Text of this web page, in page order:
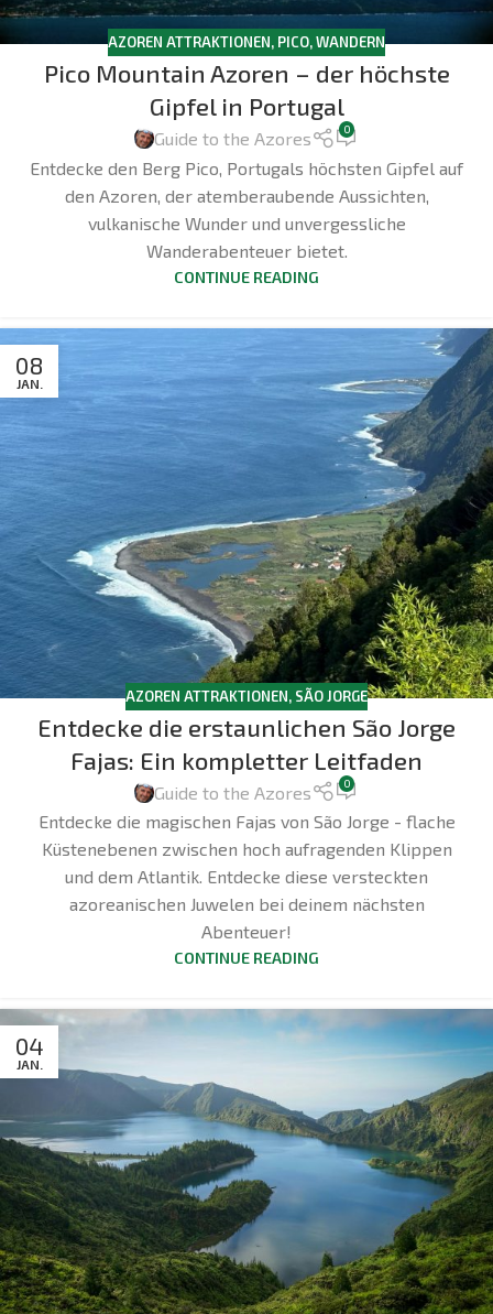
AZOREN ATTRAKTIONEN, PICO,WANDERN
Pico Mountain Azoren – der höchste
Gipfel in Portugal
Guide to the Azores 0
Entdecke den Berg Pico, Portugals höchsten Gipfel auf
den Azoren, der atemberaubende Aussichten,
vulkanische Wunder und unvergessliche
Wanderabenteuer bietet.
CONTINUE READING
08
JAN.
AZOREN ATTRAKTIONEN, SÃO JORGE
Entdecke die erstaunlichen São Jorge
Fajas: Ein kompletter Leitfaden
Guide to the Azores 0
Entdecke die magischen Fajas von São Jorge - flache
Küstenebenen zwischen hoch aufragenden Klippen
und dem Atlantik. Entdecke diese versteckten
azoreanischen Juwelen bei deinem nächsten
Abenteuer!
CONTINUE READING
04
JAN.